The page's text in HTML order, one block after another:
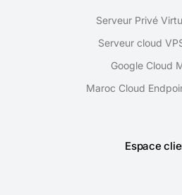
Serveur Privé
Serveur cloud
Google Cloud
Maroc Cloud
Espace